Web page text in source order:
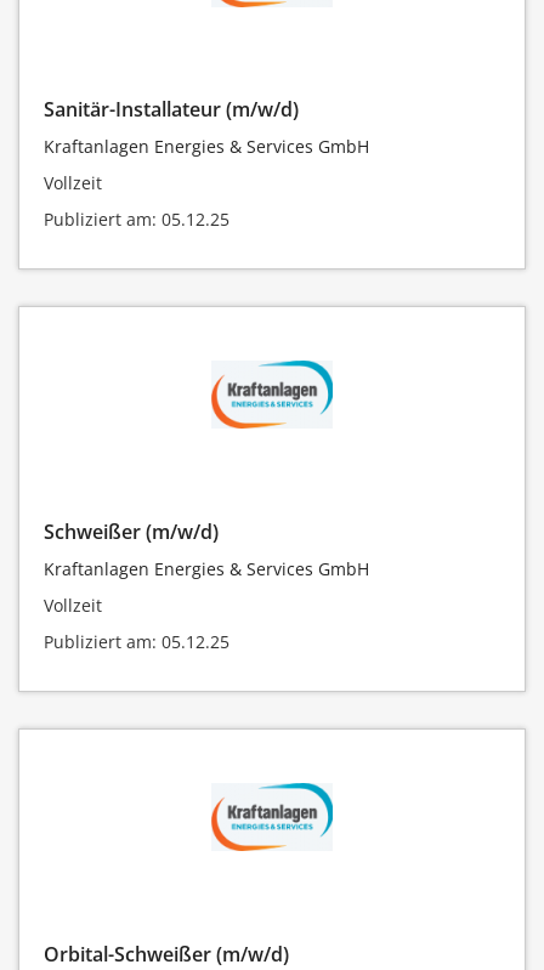
Sanitär-Installateur (m/w/d)
Kraftanlagen Energies & Services GmbH
Vollzeit
Publiziert am: 05.12.25
Schweißer (m/w/d)
Kraftanlagen Energies & Services GmbH
Vollzeit
Publiziert am: 05.12.25
Orbital-Schweißer (m/w/d)